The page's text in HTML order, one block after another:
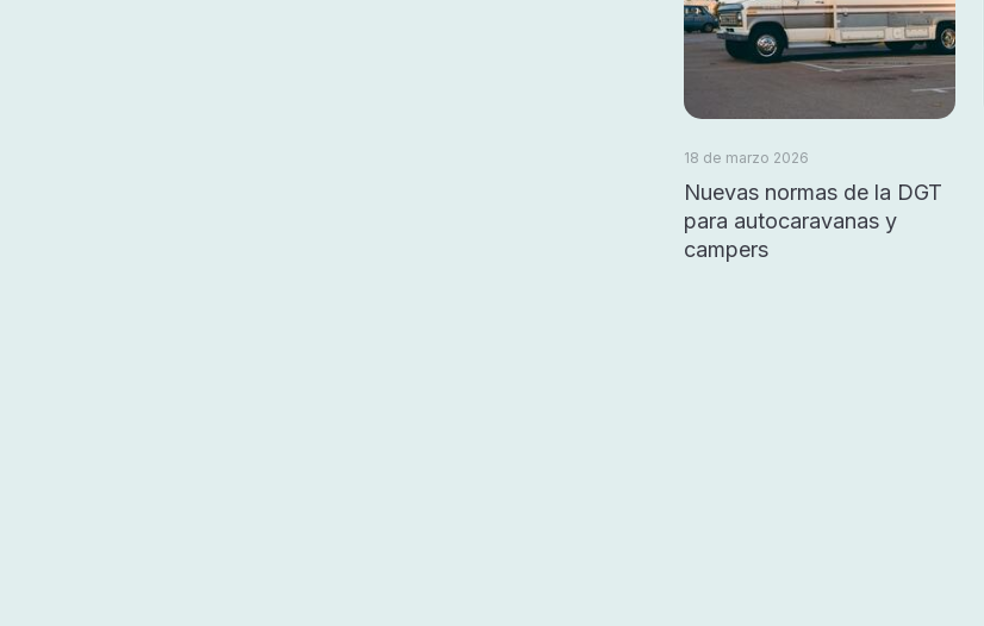
18 de marzo 2026
Nuevas normas de la DGT
para autocaravanas y
campers